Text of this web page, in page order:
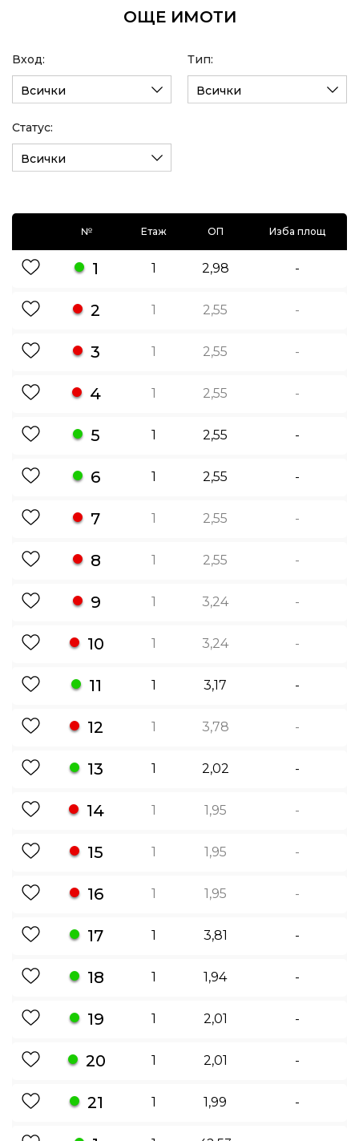
ОЩЕ ИМОТИ
Вход:
Всички
Тип:
Всички
Статус:
Всички
№ Етаж ОП Изба площ
1 1 2,98 -
2 1 2,55 -
3 1 2,55 -
4 1 2,55 -
5 1 2,55 -
6 1 2,55 -
7 1 2,55 -
8 1 2,55 -
9 1 3,24 -
10 1 3,24 -
11 1 3,17 -
12 1 3,78 -
13 1 2,02 -
14 1 1,95 -
15 1 1,95 -
16 1 1,95 -
17 1 3,81 -
18 1 1,94 -
19 1 2,01 -
20 1 2,01 -
21 1 1,99 -